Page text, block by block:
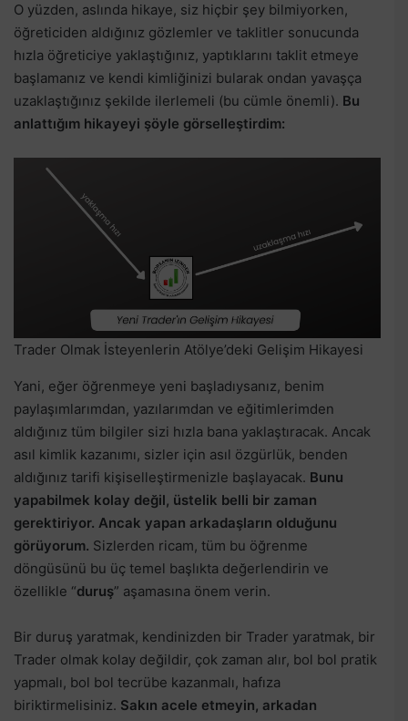
O yüzden, aslında hikaye, siz hiçbir şey bilmiyorken,
öğreticiden aldığınız gözlemler ve taklitler sonucunda
hızla öğreticiye yaklaştığınız, yaptıklarını taklit etmeye
başlamanız ve kendi kimliğinizi bularak ondan yavaşça
uzaklaştığınız şekilde ilerlemeli (bu cümle önemli). Bu
anlattığım hikayeyi şöyle görselleştirdim:
Trader Olmak İsteyenlerin Atölye’deki Gelişim Hikayesi
Yani, eğer öğrenmeye yeni başladıysanız, benim
paylaşımlarımdan, yazılarımdan ve eğitimlerimden
aldığınız tüm bilgiler sizi hızla bana yaklaştıracak. Ancak
asıl kimlik kazanımı, sizler için asıl özgürlük, benden
aldığınız tarifi kişiselleştirmenizle başlayacak. Bunu
yapabilmek kolay değil, üstelik belli bir zaman
gerektiriyor. Ancak yapan arkadaşların olduğunu
görüyorum. Sizlerden ricam, tüm bu öğrenme
döngüsünü bu üç temel başlıkta değerlendirin ve
özellikle “duruş” aşamasına önem verin.
Bir duruş yaratmak, kendinizden bir Trader yaratmak, bir
Trader olmak kolay değildir, çok zaman alır, bol bol pratik
yapmalı, bol bol tecrübe kazanmalı, hafıza
biriktirmelisiniz. Sakın acele etmeyin, arkadan